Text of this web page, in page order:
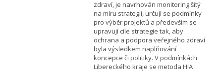
zdraví, je navrhován monitoring šitý
na míru strategii, určují se podmínky
pro výběr projektů a především se
upravují cíle strategie tak, aby
ochrana a podpora veřejného zdraví
byla výsledkem naplňování
koncepce či politiky. V podmínkách
Libereckého kraje se metoda HIA